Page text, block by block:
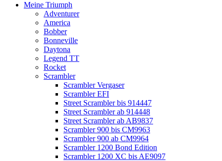
Meine Triumph
Adventurer
America
Bobber
Bonneville
Daytona
Legend TT
Rocket
Scrambler
Scrambler Vergaser
Scrambler EFI
Street Scrambler bis 914447
Street Scrambler ab 914448
Street Scrambler ab AB9837
Scrambler 900 bis CM9963
Scrambler 900 ab CM9964
Scrambler 1200 Bond Edition
Scrambler 1200 XC bis AE9097